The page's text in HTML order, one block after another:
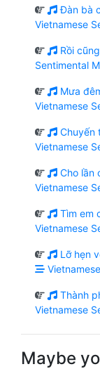
Đàn bà
Vietnamese
Rồi
Sentimental
Mưa
Vietnamese
Chuyến
Vietnamese
Cho lần
Vietnamese
Tìm em
Vietnamese
Lỡ hẹn
Thành
Vietnamese
Maybe